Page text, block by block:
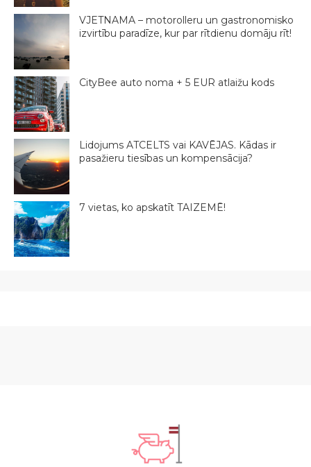
VJETNAMA – motorolleru un gastronomisko
izvirtību paradīze, kur par rītdienu domāju rīt!
CityBee auto noma + 5 EUR atlaižu kods
Lidojums ATCELTS vai KAVĒJAS. Kādas ir
pasažieru tiesības un kompensācija?
7 vietas, ko apskatīt TAIZEMĒ!